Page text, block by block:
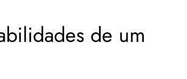
de um